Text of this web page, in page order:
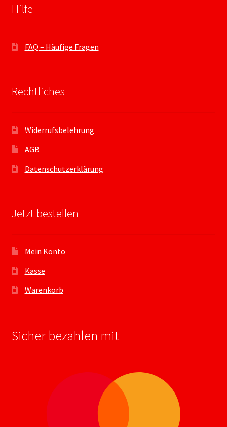
Hilfe
FAQ – Häufige Fragen
Rechtliches
Widerrufsbelehrung
AGB
Datenschutzerklärung
Jetzt bestellen
Mein Konto
Kasse
Warenkorb
Sicher bezahlen mit